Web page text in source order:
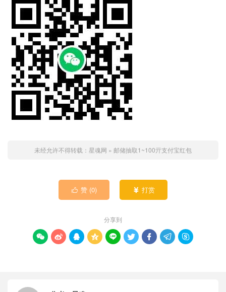
未经允许不得转载： 星魂网 » 邮储抽取1~100亓支付宝红包
 赞 (0)  打赏
分享到
        